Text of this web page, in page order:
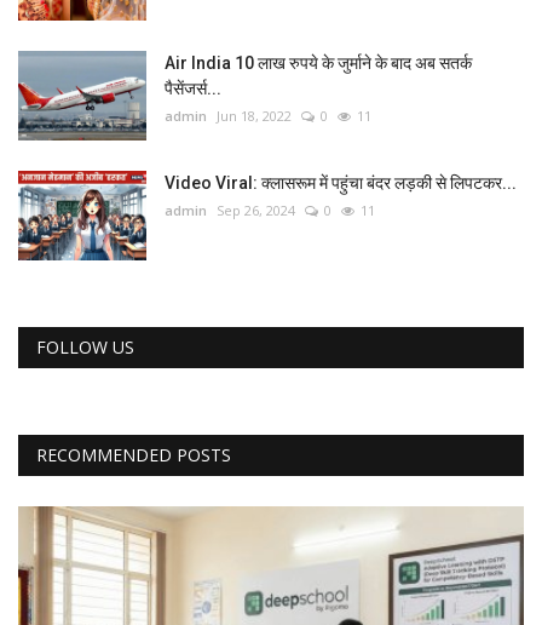
Air India 10 लाख रुपये के जुर्माने के बाद अब सतर्क
पैसेंजर्स...
admin Jun 18, 2022 0 11
Video Viral: क्‍लासरूम में पहुंचा बंदर लड़की से लिपटकर...
admin Sep 26, 2024 0 11
FOLLOW US
RECOMMENDED POSTS